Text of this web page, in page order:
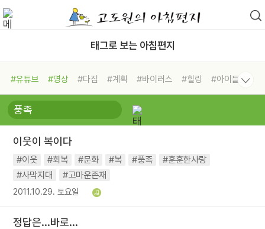
태그로 보는 아침편지
#유튜브 #명상 #다짐 #계획 #바이러스 #힐링
#아이들
#비전캠프
#독서캠프 #삶
#희망
#나눔 #친구 #링컨학교
#독서
#건강 #면역력
이웃이 복이다
#이웃 #회복 #문화 #복 #풍족
#훈훈한사랑
#사막지대
#고마운존재
2011.10.29. 토요일
정답은...바로...